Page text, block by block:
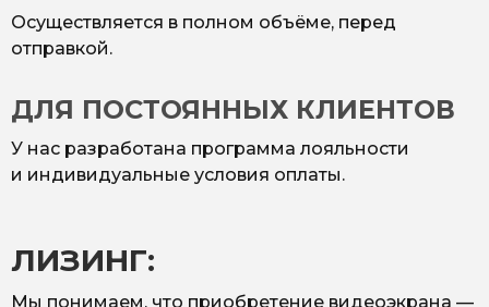
Осуществляется в полном объёме, перед
отправкой.
ДЛЯ ПОСТОЯННЫХ КЛИЕНТОВ
У нас разработана программа лояльности
и индивидуальные условия оплаты.
ЛИЗИНГ:
Мы понимаем, что приобретение видеоэкрана —